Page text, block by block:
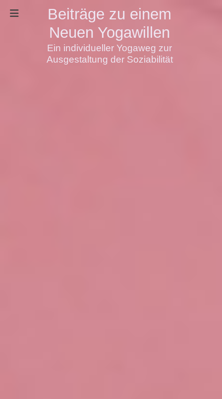
Beiträge zu einem
Neuen Yogawillen
Ein individueller Yogaweg zur
Ausgestaltung der Soziabilität